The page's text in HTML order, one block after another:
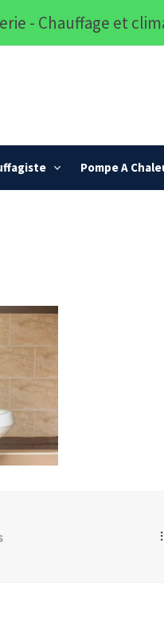
- Chauffage et
Pompe A